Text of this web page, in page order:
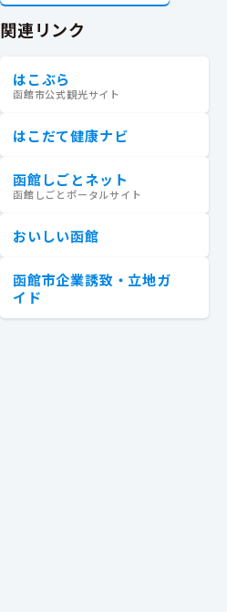
関連リンク
はこぶら
函館市公式観光サイト
はこだて健康ナビ
函館しごとネット
函館しごとポータルサイト
おいしい函館
函館市企業誘致・立地ガ
イド